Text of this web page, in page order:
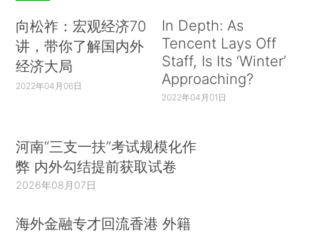
向松祚：宏观经济70
讲，带你了解国内外
经济大局
2022年04月06日
In Depth: As
Tencent Lays Off
Staff, Is Its ‘Winter’
Approaching?
2022年04月01日
河南“三支一扶”考试规模化作
弊 内外勾结提前获取试卷
2026年08月07日
海外金融专才回流香港 外籍